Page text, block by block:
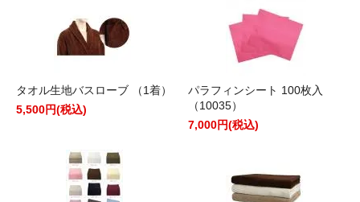
タオル生地バスローブ （1着）
5,500円(税込)
パラフィンシート 100枚入
（10035）
7,000円(税込)